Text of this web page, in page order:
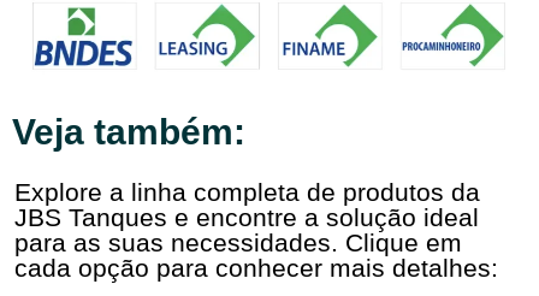
Veja também:
Explore a linha completa de produtos da
JBS Tanques e encontre a solução ideal
para as suas necessidades. Clique em
cada opção para conhecer mais detalhes: